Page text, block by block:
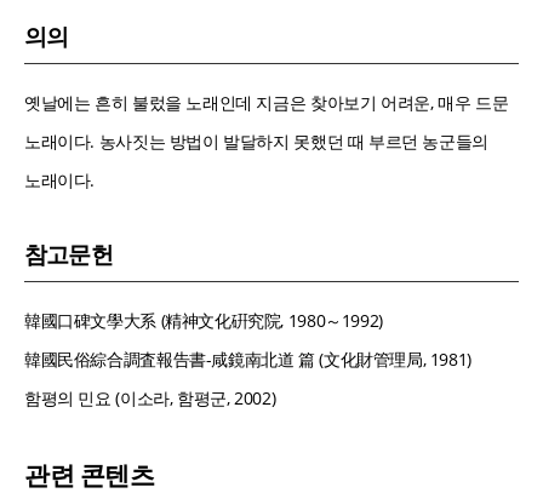
의의
옛날에는 흔히 불렀을 노래인데 지금은 찾아보기 어려운, 매우 드문
노래이다. 농사짓는 방법이 발달하지 못했던 때 부르던 농군들의
노래이다.
참고문헌
韓國口碑文學大系 (精神文化硏究院, 1980～1992)
韓國民俗綜合調査報告書-咸鏡南北道 篇 (文化財管理局, 1981)
함평의 민요 (이소라, 함평군, 2002)
관련 콘텐츠